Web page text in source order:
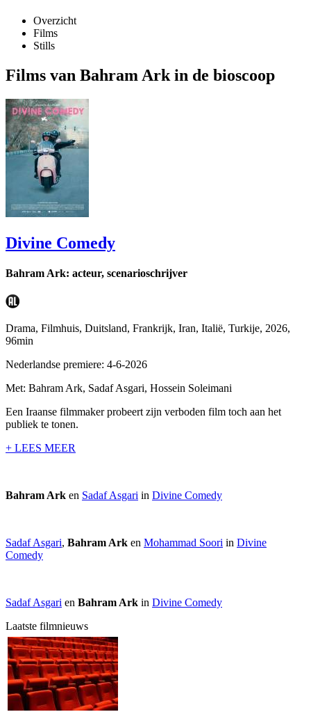
Overzicht
Films
Stills
Films van Bahram Ark in de bioscoop
Divine Comedy
Bahram Ark: acteur, scenarioschrijver
Drama, Filmhuis, Duitsland, Frankrijk, Iran, Italië, Turkije, 2026,
96min
Nederlandse premiere: 4-6-2026
Met: Bahram Ark, Sadaf Asgari, Hossein Soleimani
Een Iraanse filmmaker probeert zijn verboden film toch aan het
publiek te tonen.
+ LEES MEER
Bahram Ark en Sadaf Asgari in Divine Comedy
Sadaf Asgari, Bahram Ark en Mohammad Soori in Divine
Comedy
Sadaf Asgari en Bahram Ark in Divine Comedy
Laatste filmnieuws